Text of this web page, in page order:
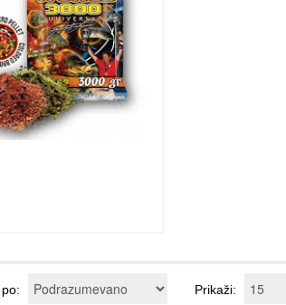
Prikaži: